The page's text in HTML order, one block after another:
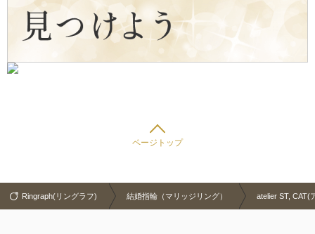
ページトップ
Ringraph(リングラフ) 結婚指輪（マリッジリング） atelier ST, CAT(